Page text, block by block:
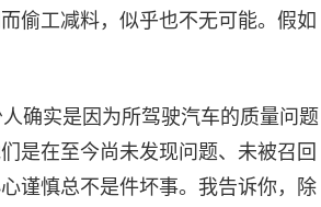
偷工减料，似乎也不无可能。假如
确实是因为所驾驶汽车的质量问题
是在至今尚未发现问题、未被召回
谨慎总不是件坏事。我告诉你，除